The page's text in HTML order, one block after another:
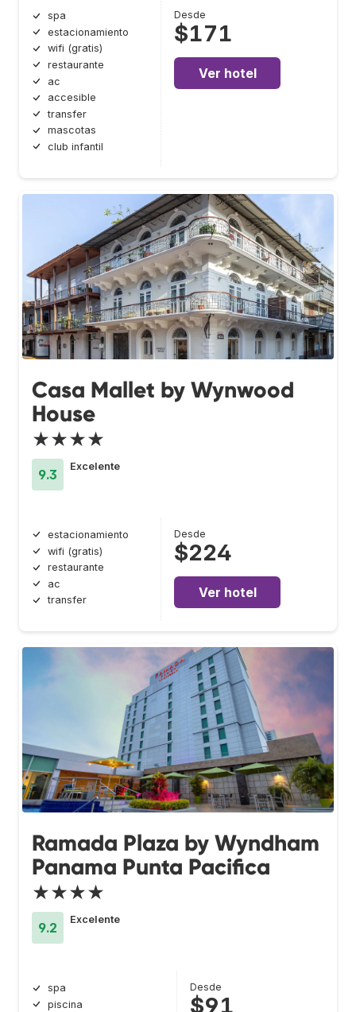
spa
estacionamiento
wifi (gratis)
restaurante
ac
accesible
transfer
mascotas
club infantil
Desde
$171
Ver hotel
Casa Mallet by Wynwood
House
★★★★
9.3
Excelente
estacionamiento
wifi (gratis)
restaurante
ac
transfer
Desde
$224
Ver hotel
Ramada Plaza by Wyndham
Panama Punta Pacifica
★★★★
9.2
Excelente
spa
piscina
Desde
$91